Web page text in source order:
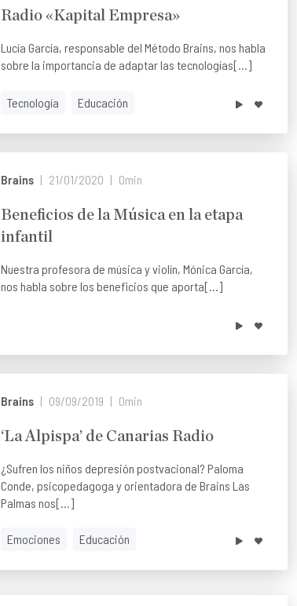
Radio «Kapital Empresa»
Lucía García, responsable del Método Brains, nos habla
sobre la importancia de adaptar las tecnologías[...]
Tecnología Educación
Brains 21/01/2020 0min
Beneficios de la Música en la etapa
infantil
Nuestra profesora de música y violín, Mónica García,
nos habla sobre los beneficios que aporta[...]
Brains 09/09/2019 0min
‘La Alpispa’ de Canarias Radio
¿Sufren los niños depresión postvacional? Paloma
Conde, psicopedagoga y orientadora de Brains Las
Palmas nos[...]
Emociones Educación